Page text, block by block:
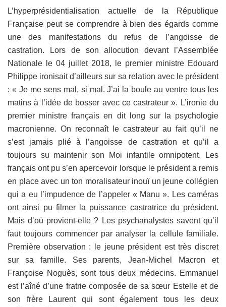
L’hyperprésidentialisation actuelle de la République
Française peut se comprendre à bien des égards comme
une des manifestations du refus de l’angoisse de
castration. Lors de son allocution devant l’Assemblée
Nationale le 04 juillet 2018, le premier ministre Edouard
Philippe ironisait d’ailleurs sur sa relation avec le président
: « Je me sens mal, si mal. J’ai la boule au ventre tous les
matins à l’idée de bosser avec ce castrateur ». L’ironie du
premier ministre français en dit long sur la psychologie
macronienne. On reconnaît le castrateur au fait qu’il ne
s’est jamais plié à l’angoisse de castration et qu’il a
toujours su maintenir son Moi infantile omnipotent. Les
français ont pu s’en apercevoir lorsque le président a remis
en place avec un ton moralisateur inouï un jeune collégien
qui a eu l’impudence de l’appeler « Manu ». Les caméras
ont ainsi pu filmer la puissance castratrice du président.
Mais d’où provient-elle ? Les psychanalystes savent qu’il
faut toujours commencer par analyser la cellule familiale.
Première observation : le jeune président est très discret
sur sa famille. Ses parents, Jean-Michel Macron et
Françoise Noguès, sont tous deux médecins. Emmanuel
est l’aîné d’une fratrie composée de sa sœur Estelle et de
son frère Laurent qui sont également tous les deux